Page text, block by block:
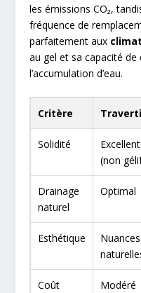
les émissions CO₂,
fréquence de
parfaitement aux
au gel et sa capacité
l’accumulation d’eau.
Critère
Solidité
(non
Drainage
naturel
Optimal
Esthétique
Nuances
Coût
Modéré